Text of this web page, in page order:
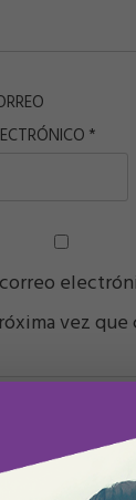
*
vez